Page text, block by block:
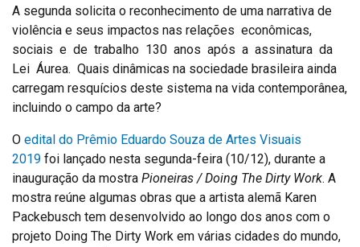
A segunda solicita o reconhecimento de uma narrativa de
violência e seus impactos nas relações econômicas,
sociais e de trabalho 130 anos após a assinatura da
Lei Áurea. Quais dinâmicas na sociedade brasileira ainda
carregam resquícios deste sistema na vida contemporânea,
incluindo o campo da arte?
O edital do Prêmio Eduardo Souza de Artes Visuais
2019 foi lançado nesta segunda-feira (10/12), durante a
inauguração da mostra Pioneiras / Doing The Dirty Work. A
mostra reúne algumas obras que a artista alemã Karen
Packebusch tem desenvolvido ao longo dos anos com o
projeto Doing The Dirty Work em várias cidades do mundo,